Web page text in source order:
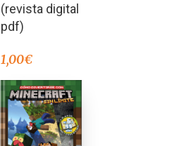
(revista digital
pdf)
1,00€